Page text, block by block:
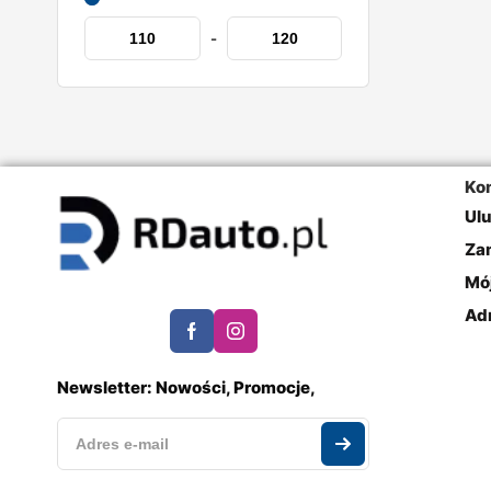
-
Newsletter: Nowości, Promocje,